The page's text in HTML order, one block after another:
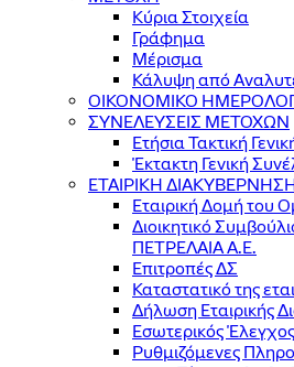
Κύρια Στοιχεία
Γράφημα
Μέρισμα
Κάλυψη από
ΟΙΚΟΝΟΜΙΚΟ
ΣΥΝΕΛΕΥΣΕΙΣ ΜΕΤΟΧΩΝ
Ετήσια Τακτική
Έκτακτη Γενική
ΕΤΑΙΡΙΚΗ
Εταιρική Δομή του
Διοικητικό
ΠΕΤΡΕΛΑΙΑ Α.Ε.
Επιτροπές ΔΣ
Καταστατικό της
Δήλωση Εταιρικής
Εσωτερικός Έλεγχος
Ρυθμιζόμενες